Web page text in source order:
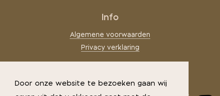
Door onze website te bezoeken gaan wij
Info
Algemene voorwaarden
Privacy verklaring